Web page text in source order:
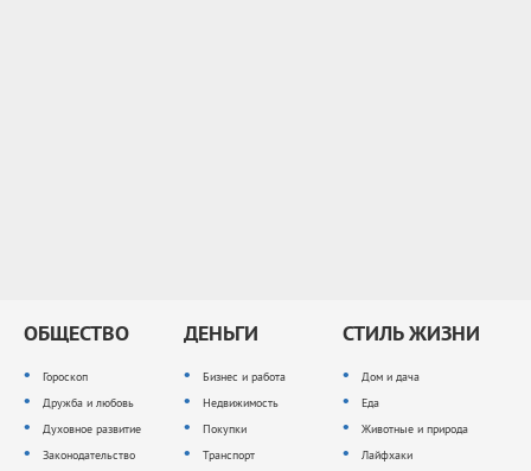
ОБЩЕСТВО
Гороскоп
Дружба и любовь
Духовное развитие
Законодательство
ДЕНЬГИ
Бизнес и работа
Недвижимость
Покупки
Транспорт
СТИЛЬ ЖИЗНИ
Дом и дача
Еда
Животные и природа
Лайфхаки